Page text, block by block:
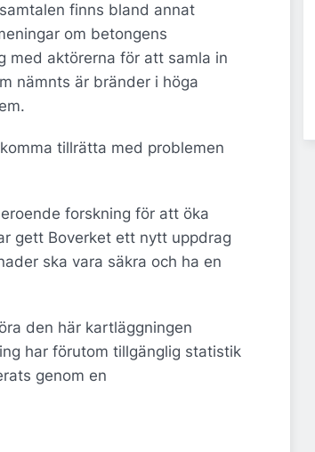
finns bland annat
om betongens
med aktörerna för att samla in
nämnts är bränder i höga
tillrätta med problemen
forskning för att öka
gett Boverket ett nytt uppdrag
ska vara säkra och ha en
den här kartläggningen
har förutom tillgänglig statistik
genom en